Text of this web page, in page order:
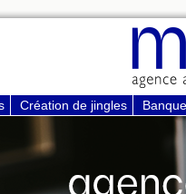
Création de jingles